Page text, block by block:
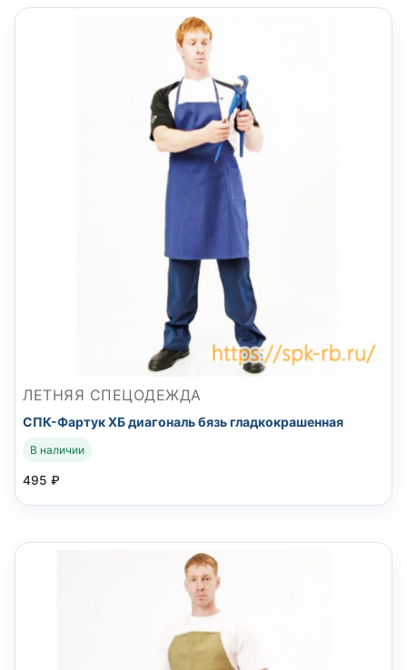
ЛЕТНЯЯ СПЕЦОДЕЖДА
СПК-Фартук ХБ диагональ бязь гладкокрашенная
В наличии
495 ₽